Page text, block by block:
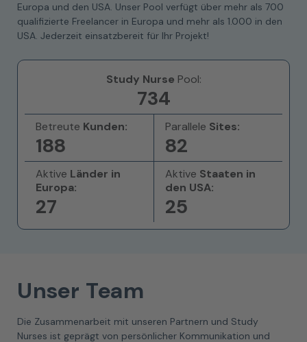
Europa und den USA. Unser Pool verfügt über mehr als 700
qualifizierte Freelancer in Europa und mehr als 1.000 in den
USA. Jederzeit einsatzbereit für Ihr Projekt!
Study Nurse Pool:
734
Betreute Kunden:
188
Parallele Sites:
82
Aktive Länder in
Europa:
27
Aktive Staaten in
den USA:
25
Unser Team
Die Zusammenarbeit mit unseren Partnern und Study
Nurses ist geprägt von persönlicher Kommunikation und